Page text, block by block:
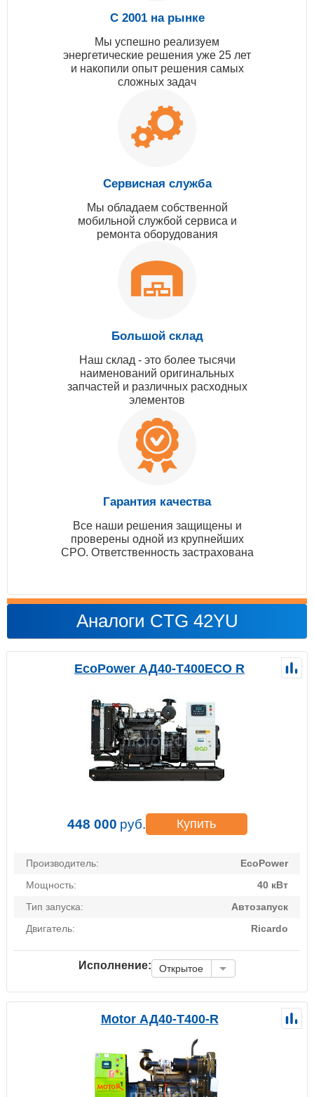
С 2001 на рынке
Мы успешно реализуем
энергетические решения уже 25 лет
и накопили опыт решения самых
сложных задач
Сервисная служба
Мы обладаем собственной
мобильной службой сервиса и
ремонта оборудования
Большой склад
Наш склад - это более тысячи
наименований оригинальных
запчастей и различных расходных
элементов
Гарантия качества
Все наши решения защищены и
проверены одной из крупнейших
СРО. Ответственность застрахована
Аналоги CTG 42YU
EcoPower АД40-T400ECO R
448 000 руб. Купить
Производитель:
EcoPower
Мощность:
40 кВт
Тип запуска:
Автозапуск
Двигатель:
Ricardo
Исполнение: Открытое
Motor АД40-Т400-R